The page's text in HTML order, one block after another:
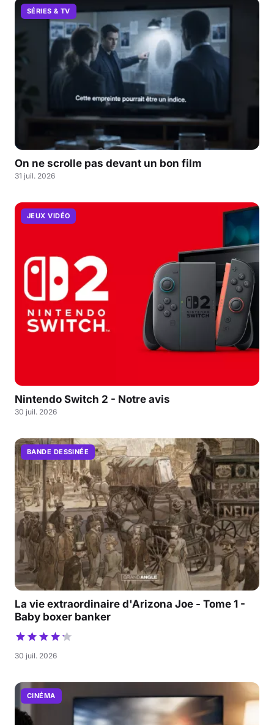
SÉRIES & TV
On ne scrolle pas devant un bon film
31 juil. 2026
JEUX VIDÉO
Nintendo Switch 2 - Notre avis
30 juil. 2026
BANDE DESSINÉE
La vie extraordinaire d'Arizona Joe - Tome 1 -
Baby boxer banker
30 juil. 2026
CINÉMA